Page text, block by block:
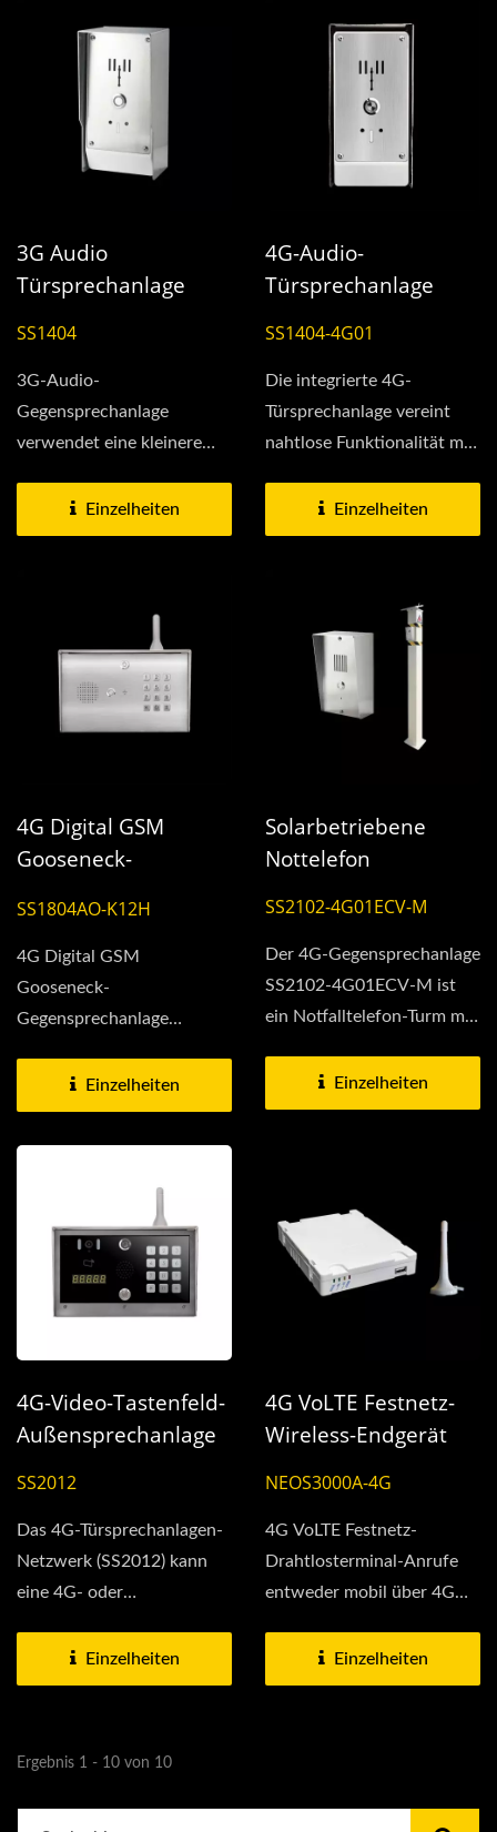
3G Audio
Türsprechanlage
SS1404
3G-Audio-
Gegensprechanlage
verwendet eine kleinere
zu den anderen...
Einzelheiten
4G-Audio-
Türsprechanlage
SS1404-4G01
Die integrierte 4G-
Türsprechanlage vereint
nahtlose Funktionalität mit
Einzelheiten
4G Digital GSM
Gooseneck-
SS1804AO-K12H
4G Digital GSM
Gooseneck-
Gegensprechanlage
Sprachqualität, das Gerät...
Einzelheiten
Solarbetriebene
Nottelefon
SS2102-4G01ECV-M
Der 4G-Gegensprechanlage
SS2102-4G01ECV-M ist
ein Notfalltelefon-Turm mit
Einzelheiten
4G-Video-Tastenfeld-
Außensprechanlage
SS2012
Das 4G-Türsprechanlagen-
Netzwerk (SS2012) kann
eine 4G- oder
Netzwerkverbindung...
Einzelheiten
4G VoLTE Festnetz-
Wireless-Endgerät
NEOS3000A-4G
4G VoLTE Festnetz-
Drahtlosterminal-Anrufe
entweder mobil über 4G
Einzelheiten
Ergebnis 1 - 10 von 10